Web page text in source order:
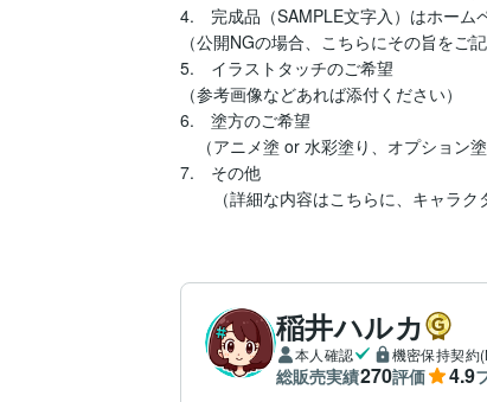
4.　完成品（SAMPLE文字入）はホーム
（公開NGの場合、こちらにその旨をご
5.　イラストタッチのご希望
（参考画像などあれば添付ください）
6.　塗方のご希望
（アニメ塗 or 水彩塗り、オプション塗
7.　その他
（詳細な内容はこちらに、キャラク
稲井ハルカ
本人確認 機密保持契約
総販売実績270評価 4.9